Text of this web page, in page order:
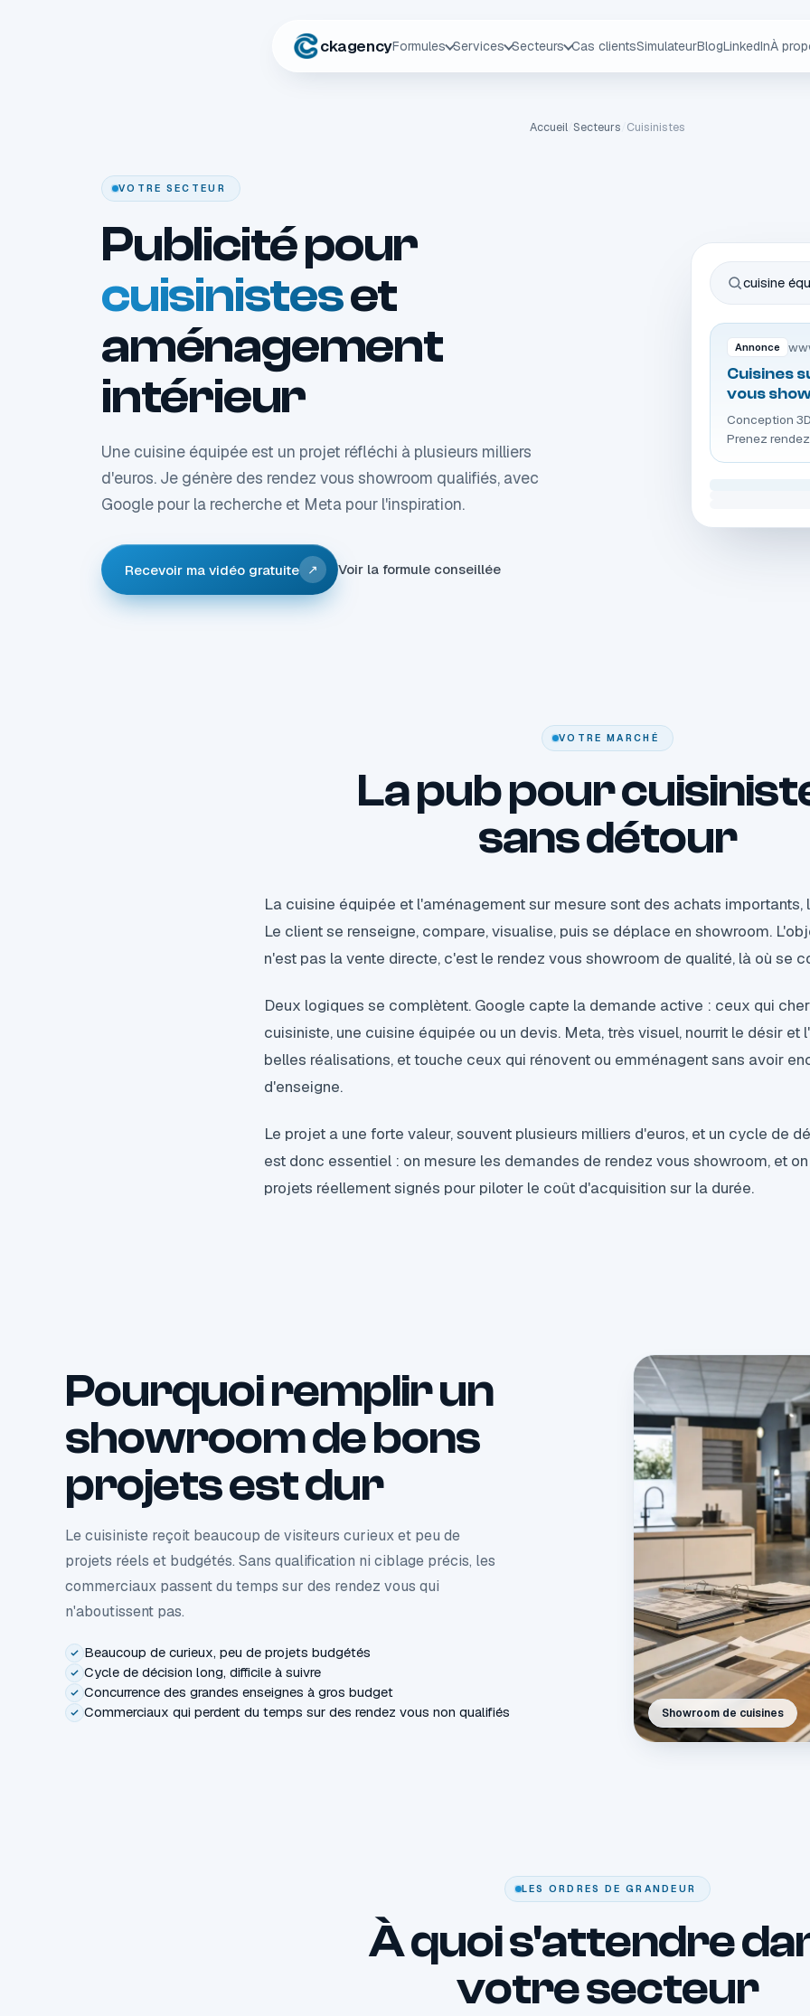
ckagencyFormules Services Secteurs Cas clientsSimulateurBlogLinkedInÀ
Accueil Secteurs Cuisinistes
VOTRE SECTEUR
Publicité pour
cuisinisteset
aménagement
intérieur
Une cuisine équipée est un projet réfléchi à plusieurs milliers
d'euros. Je génère des rendez vous showroom qualifiés, avec
Google pour la recherche et Meta pour l'inspiration.
Recevoir ma vidéo gratuite ↗ Voir la formule conseillée
cuisine
Annonce
Cuisines
vous
Conception
Prenez
VOTRE MARCHÉ
La pub pour
sans détour
La cuisine équipée et l'aménagement sur mesure sont des achats importants,
Le client se renseigne, compare, visualise, puis se déplace en showroom.
n'est pas la vente directe, c'est le rendez vous showroom de qualité, là où se
Deux logiques se complètent. Google capte la demande active : ceux qui
cuisiniste, une cuisine équipée ou un devis. Meta, très visuel, nourrit le désir et
belles réalisations, et touche ceux qui rénovent ou emménagent sans avoir
d'enseigne.
Le projet a une forte valeur, souvent plusieurs milliers d'euros, et un cycle de
est donc essentiel : on mesure les demandes de rendez vous showroom, et
projets réellement signés pour piloter le coût d'acquisition sur la durée.
Pourquoi remplir un
showroom de bons
projets est dur
Le cuisiniste reçoit beaucoup de visiteurs curieux et peu de
projets réels et budgétés. Sans qualification ni ciblage précis, les
commerciaux passent du temps sur des rendez vous qui
n'aboutissent pas.
Beaucoup de curieux, peu de projets budgétés
Cycle de décision long, difficile à suivre
Concurrence des grandes enseignes à gros budget
Commerciaux qui perdent du temps sur des rendez vous non qualifiés
Showroom de cuisines
LES ORDRES DE GRANDEUR
À quoi s'attendre
votre secteur